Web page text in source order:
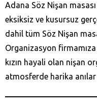
Adana Söz Nişan
eksiksiz ve kusursuz
dahil tüm Söz Nişan
Organizasyon
kızın hayali olan nişan
atmosferde harika